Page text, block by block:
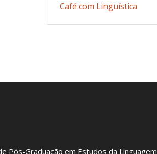
Café com Linguística
Pós-Graduação em Estudos da Linguagem